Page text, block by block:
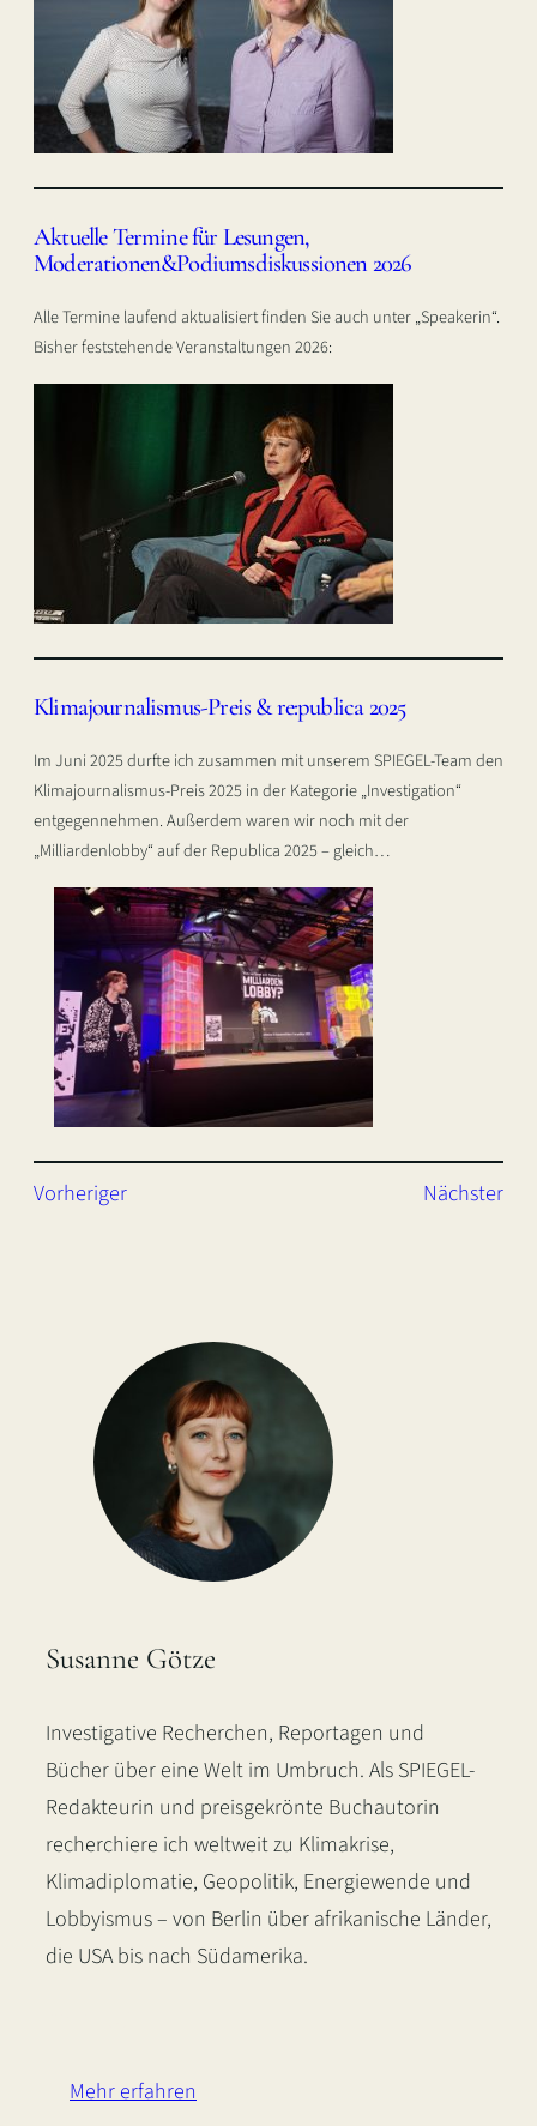
Aktuelle Termine für Lesungen,
Moderationen&Podiumsdiskussionen 2026
Alle Termine laufend aktualisiert finden Sie auch unter „Speakerin“.
Bisher feststehende Veranstaltungen 2026:
Klimajournalismus-Preis & re:publica 2025
Im Juni 2025 durfte ich zusammen mit unserem SPIEGEL-Team den
Klimajournalismus-Preis 2025 in der Kategorie „Investigation“
entgegennehmen. Außerdem waren wir noch mit der
„Milliardenlobby“ auf der Republica 2025 – gleich…
Vorheriger Nächster
Susanne Götze
Investigative Recherchen, Reportagen und
Bücher über eine Welt im Umbruch. Als SPIEGEL-
Redakteurin und preisgekrönte Buchautorin
recherchiere ich weltweit zu Klimakrise,
Klimadiplomatie, Geopolitik, Energiewende und
Lobbyismus – von Berlin über afrikanische Länder,
die USA bis nach Südamerika.
Mehr erfahren